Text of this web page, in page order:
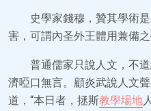
史學家錢穆，贊其學術
害，可謂內圣外王體用兼備之
普通儒家只說人文，不
濟啞口無言。顧炎武說人文
道，“本日者，拯斯教學場地